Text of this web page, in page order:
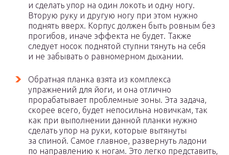
и сделать упор на один локоть и одну ногу.
Вторую руку и другую ногу при этом нужно
поднять вверх. Корпус должен быть ровным без
прогибов, иначе эффекта не будет. Также
следует носок поднятой ступни тянуть на себя
и не забывать о равномерном дыхании.
Обратная планка взята из комплекса
упражнений для йоги, и она отлично
прорабатывает проблемные зоны. Эта задача,
скорее всего, будет непосильна новичкам, так
как при выполнении данной планки нужно
сделать упор на руки, которые вытянуты
за спиной. Самое главное, развернуть ладони
по направлению к ногам. Это легко представить,